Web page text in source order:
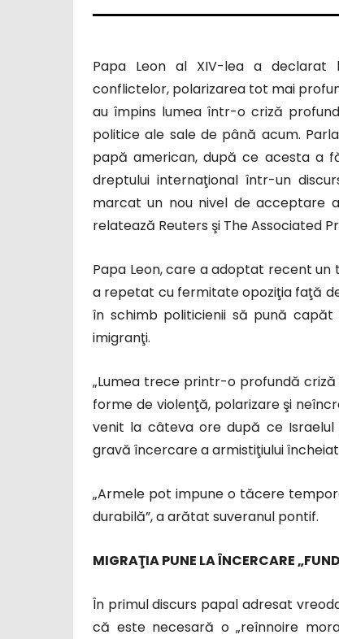
Papa Leon al XIV-lea a declarat
conflictelor, polarizarea tot mai
au împins lumea într-o criză
politice ale sale de până acum.
papă american, după ce acesta a
dreptului internaţional într-un
marcat un nou nivel de acceptare
relatează Reuters şi The Associated
Papa Leon, care a adoptat recent
a repetat cu fermitate opoziţia faţă
în schimb politicienii să pună
imigranţi.
„Lumea trece printr-o profundă
forme de violenţă, polarizare şi
venit la câteva ore după ce
gravă încercare a armistiţiului
„Armele pot impune o tăcere
durabilă”, a arătat suveranul pontif.
MIGRAŢIA PUNE LA ÎNCERCARE
În primul discurs papal adresat
că este necesară o „reînnoire